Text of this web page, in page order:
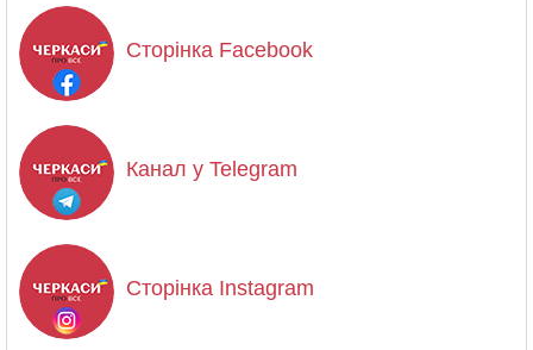
Сторінка Facebook
Канал у Telegram
Сторінка Instagram